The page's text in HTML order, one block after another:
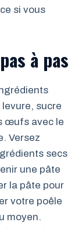
si vous
à pas
sucre
œufs avec le
Versez
secs
une pâte
la pâte pour
votre poêle
moyen.